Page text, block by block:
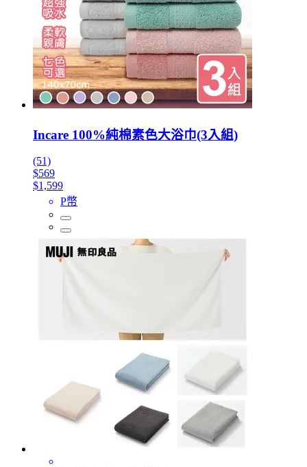
Incare 100%純棉素色大浴巾(3入組)
(51)
$569
$1,599
P幣